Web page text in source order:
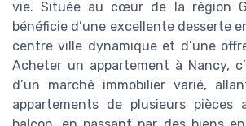
vie. Située au cœur de la région
bénéficie d’une excellente desserte
centre ville dynamique et d’une
Acheter un appartement à Nancy,
d’un marché immobilier varié,
appartements de plusieurs pièces